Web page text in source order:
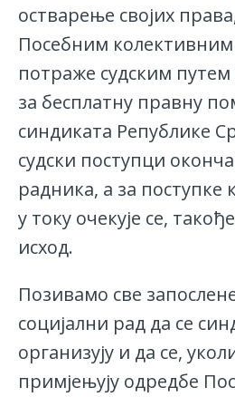
остварење својих
Посебним
потраже судским
за бесплатну правну
синдиката Републике
судски поступци
радника, а за поступке
у току очекује се,
исход.
Позивамо све
социјални рад да се
организују и да се,
примјењују одредбе